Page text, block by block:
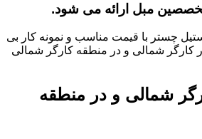
مبل ارائه می شود.
چستر با قیمت مناسب و نمونه کار بی
کارگر شمالی و در منطقه کارگر شمالی
شمالی و در منطقه